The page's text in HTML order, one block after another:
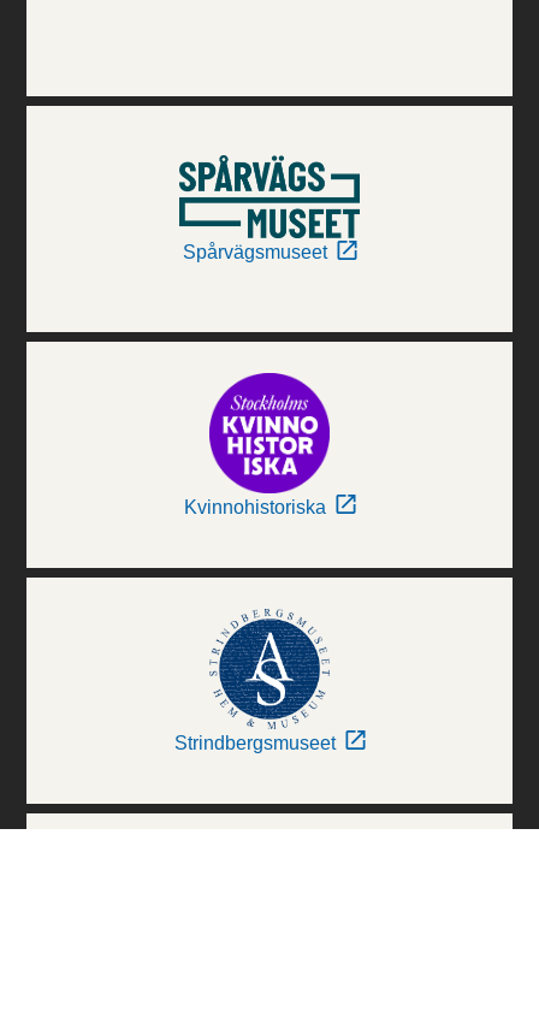
Spårvägsmuseet
Kvinnohistoriska
Strindbergsmuseet